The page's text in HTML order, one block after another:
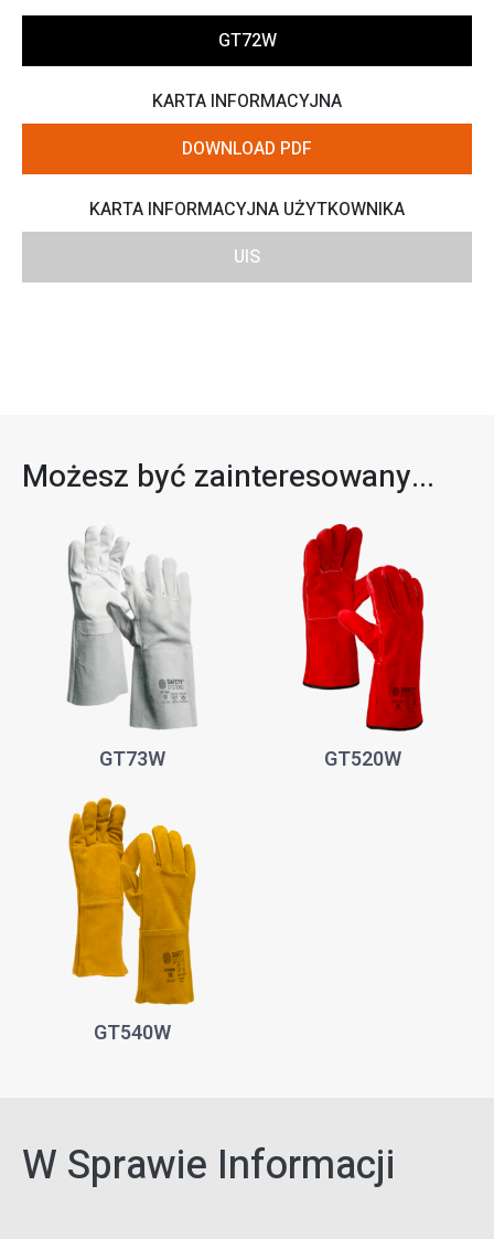
GT72W
KARTA INFORMACYJNA
DOWNLOAD PDF
KARTA INFORMACYJNA UŻYTKOWNIKA
UIS
Możesz być zainteresowany...
GT73W GT520W
GT540W
W Sprawie Informacji